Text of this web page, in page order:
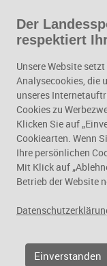
Zum
Sport
Der
respektiert
Unsere Website
Analysecookies, die
unseres
Cookies zu
Klicken Sie auf
Cookiearten. Wenn
Ihre persönlichen
Mit Klick auf
Betrieb der Website
Einverstanden